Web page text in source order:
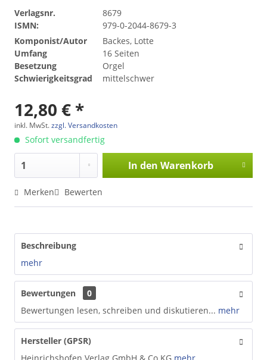
Verlagsnr.
8679
ISMN:
979-0-2044-8679-3
Komponist/Autor
Backes, Lotte
Umfang
16 Seiten
Besetzung
Orgel
Schwierigkeitsgrad
mittelschwer
12,80 € *
inkl. MwSt.zzgl. Versandkosten
Sofort versandfertig
In den Warenkorb
Merken Bewerten
Beschreibung
mehr
Bewertungen
0
Bewertungen lesen, schreiben und diskutieren... mehr
Hersteller (GPSR)
Heinrichshofen Verlag GmbH & Co.KG mehr